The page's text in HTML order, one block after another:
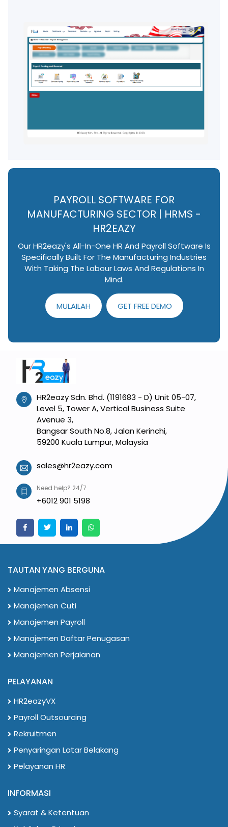
PAYROLL SOFTWARE FOR
MANUFACTURING SECTOR | HRMS -
HR2EAZY
Our HR2eazy's All-In-One HR And Payroll Software Is
Specifically Built For The Manufacturing Industries
With Taking The Labour Laws And Regulations In
Mind.
MULAILAH GET FREE DEMO
HR2eazy Sdn. Bhd. (1191683 - D) Unit 05-07,
Level 5, Tower A, Vertical Business Suite
Avenue 3,
Bangsar South No.8, Jalan Kerinchi,
59200 Kuala Lumpur, Malaysia
sales@hr2eazy.com
Need help? 24/7
+6012 901 5198
TAUTAN YANG BERGUNA
Manajemen Absensi
Manajemen Cuti
Manajemen Payroll
Manajemen Daftar Penugasan
Manajemen Perjalanan
PELAYANAN
HR2eazyVX
Payroll Outsourcing
Rekruitmen
Penyaringan Latar Belakang
Pelayanan HR
INFORMASI
Syarat & Ketentuan